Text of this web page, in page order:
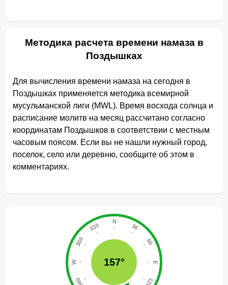
Методика расчета времени намаза в
Поздышках
Для вычисления времени намаза на сегодня в
Поздышках применяется методика всемирной
мусульманской лиги (MWL). Время восхода солнца и
расписание молитв на месяц рассчитано согласно
координатам Поздышков в соответствии с местным
часовым поясом. Если вы не нашли нужный город,
поселок, село или деревню, сообщите об этом в
комментариях.
157°